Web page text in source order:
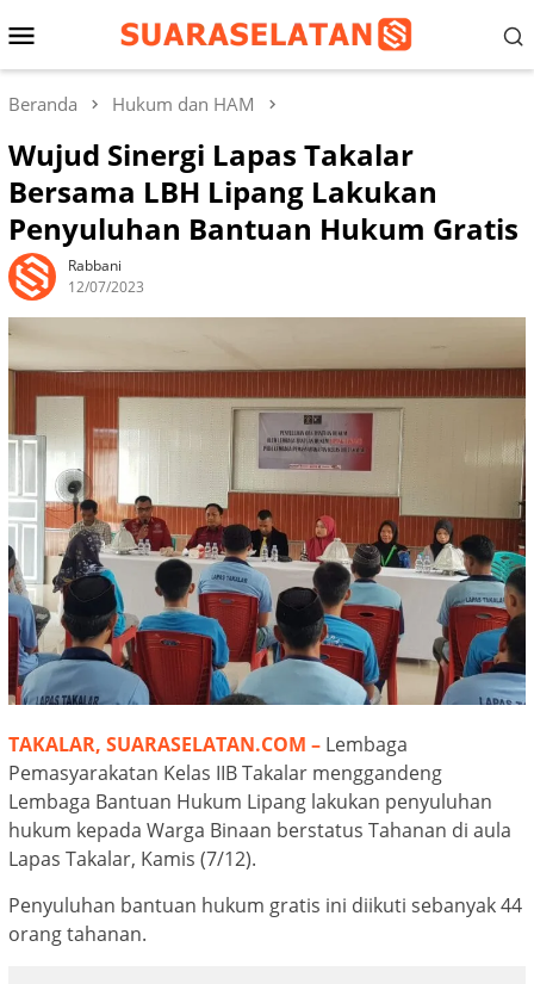
ke
Menu
Mobile
Beranda Hukum dan HAM
Wujud Sinergi Lapas Takalar
Bersama LBH Lipang Lakukan
Penyuluhan Bantuan Hukum Gratis
Rabbani
12/07/2023
TAKALAR, SUARASELATAN.COM – Lembaga
Pemasyarakatan Kelas IIB Takalar menggandeng
Lembaga Bantuan Hukum Lipang lakukan penyuluhan
hukum kepada Warga Binaan berstatus Tahanan di aula
Lapas Takalar, Kamis (7/12).
Penyuluhan bantuan hukum gratis ini diikuti sebanyak 44
orang tahanan.